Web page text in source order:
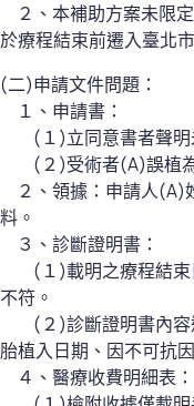
２、本補助方案未限
於療程結束前遷入臺北
(二)申請文件問題：
１、申請書：
(１)立同意書者聲明
(２)受術者(A)誤植為
２、領據：申請人(A)
料。
３、診斷證明書：
(１)載明之療程結束
不符。
(２)診斷證明書內容
胎植入日期、因不可抗
４、醫療收費明細表：